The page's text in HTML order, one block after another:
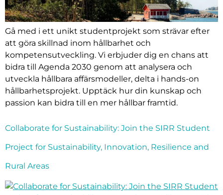
Gå med i ett unikt studentprojekt som strävar efter
att göra skillnad inom hållbarhet och
kompetensutveckling. Vi erbjuder dig en chans att
bidra till Agenda 2030 genom att analysera och
utveckla hållbara affärsmodeller, delta i hands-on
hållbarhetsprojekt. Upptäck hur din kunskap och
passion kan bidra till en mer hållbar framtid.
Collaborate for Sustainability: Join the SIRR Student
Project for Sustainability, Innovation, Resilience and
Rural Areas